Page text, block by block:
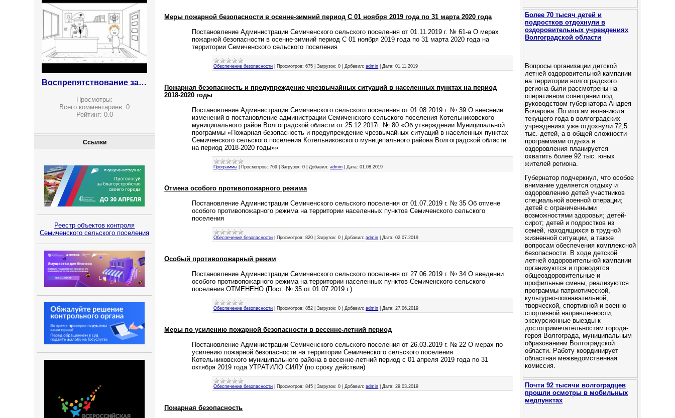
Воспрепятствование законной предпринимательской деятельности
Просмотры:
Всего комментариев:0
Рейтинг: 0.0
Ссылки
Реестр объектов контроля
Семиченского сельского поселения
Меры пожарной безопасности в осенне-зимний период С 01 ноября 2019 года по 31 марта 2020 года
Постановление Администрации Семиченского сельского поселения от 01.11.2019 г. № 61-а О мерах
пожарной безопасности в осенне-зимний период С 01 ноября 2019 года по 31 марта 2020 года на
территории Семиченского сельского поселения
Обеспечение безопасности Просмотров: 675 |Загрузок: 0 Добавил: admin Дата: 01.11.2019
Пожарная безопасность и предупреждение чрезвычайных ситуаций в населенных пунктах на период
2018-2020 годы
Постановление Администрации Семиченского сельского поселения от 01.08.2019 г. № 39 О внесении
изменений в постановление администрации Семиченского сельского поселения Котельниковского
муниципального район Волгоградской области от 25.12.2017г. № 80 «Об утверждении Муниципальной
программы «Пожарная безопасность и предупреждение чрезвычайных ситуаций в населенных пунктах
Семиченского сельского поселения Котельниковского муниципального района Волгоградской области
на период 2018-2020 годы»»
Программы Просмотров: 769 |Загрузок: 0 Добавил: admin Дата: 01.08.2019
Отмена особого противопожарного режима
Постановление Администрации Семиченского сельского поселения от 01.07.2019 г. № 35 Об отмене
особого противопожарного режима на территории населенных пунктов Семиченского сельского
поселения
Обеспечение безопасности Просмотров: 820 |Загрузок: 0 Добавил: admin Дата: 02.07.2019
Особый противопожарный режим
Постановление Администрации Семиченского сельского поселения от 27.06.2019 г. № 34 О введении
особого противопожарного режима на территории населенных пунктов Семиченского сельского
поселения ОТМЕНЕНО (Пост. № 35 от 01.07.2019 г.)
Обеспечение безопасности Просмотров: 852 |Загрузок: 0 Добавил: admin Дата: 27.06.2019
Меры по усилению пожарной безопасности в весенне-летний период
Постановление Администрации Семиченского сельского поселения от 26.03.2019 г. № 22 О мерах по
усилению пожарной безопасности на территории Семиченского сельского поселения
Котельниковского муниципального района в весенне-летний период с 01 апреля 2019 года по 31
октября 2019 года УТРАТИЛО СИЛУ (по сроку действия)
Обеспечение безопасности Просмотров: 845 |Загрузок: 0 Добавил: admin Дата: 29.03.2019
Пожарная безопасность
Более 70 тысяч детей и
подростков отдохнули в
оздоровительных учреждениях
Волгоградской области
Вопросы организации детской
летней оздоровительной кампании
на территории волгоградского
региона были рассмотрены на
оперативном совещании под
руководством губернатора Андрея
Бочарова. По итогам июня-июля
текущего года в волгоградских
учреждениях уже отдохнули 72,5
тыс. детей, а в общей сложности
программами отдыха и
оздоровления планируется
охватить более 92 тыс. юных
жителей региона.
Губернатор подчеркнул, что особое
внимание уделяется отдыху и
оздоровлению детей участников
специальной военной операции;
детей с ограниченными
возможностями здоровья; детей-
сирот; детей и подростков из
семей, находящихся в трудной
жизненной ситуации, а также
вопросам обеспечения комплексной
безопасности. В ходе детской
летней оздоровительной кампании
организуются и проводятся
общеоздоровительные и
профильные смены; реализуются
программы патриотической,
культурно-познавательной,
творческой, спортивной и военно-
спортивной направленности;
экскурсионные выезды к
достопримечательностям города-
героя Волгограда, муниципальным
образованиям Волгоградской
области. Работу координирует
областная межведомственная
комиссия.
Почти 92 тысячи волгоградцев
прошли осмотры в мобильных
медпунктах